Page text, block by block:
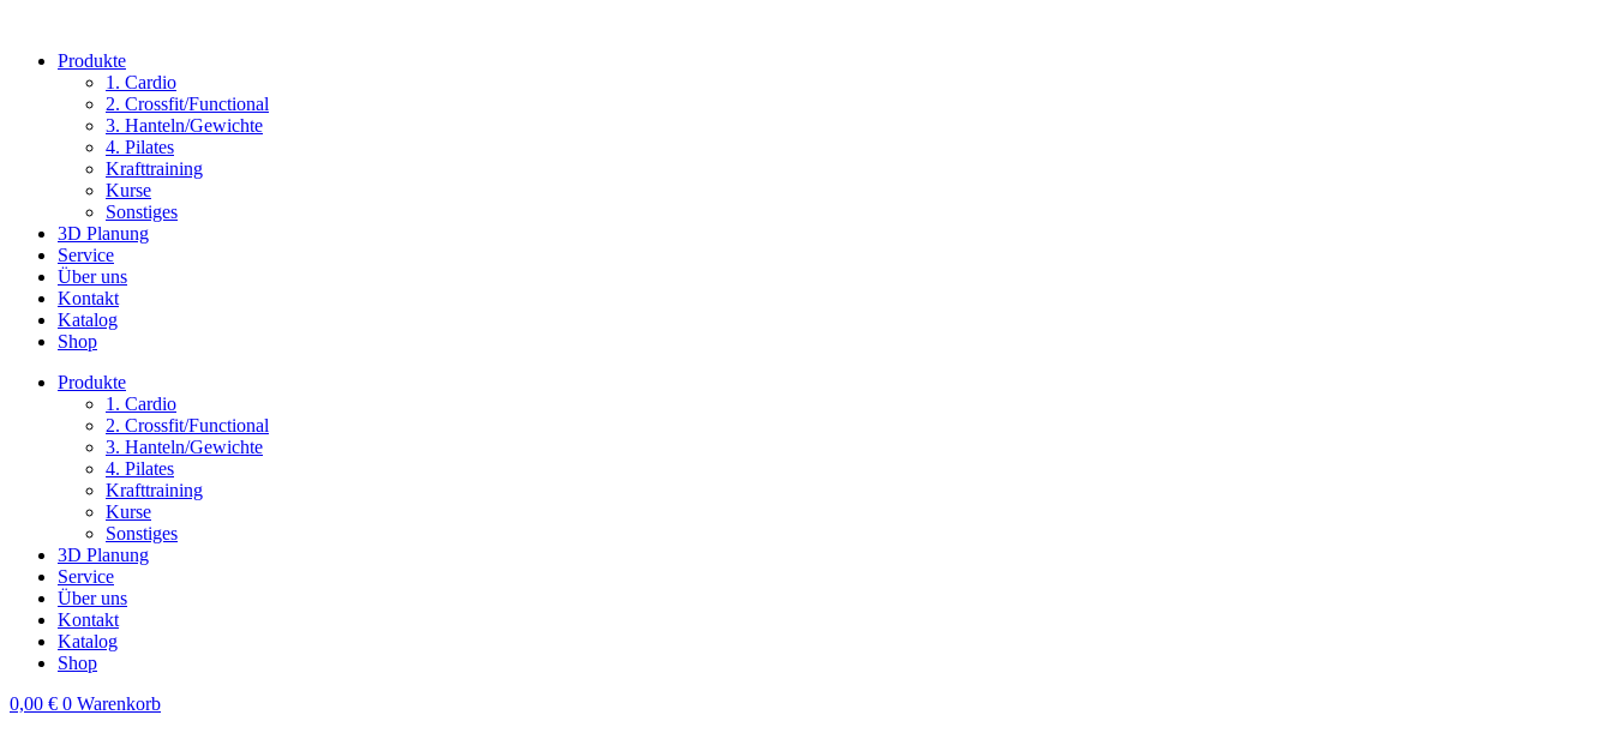
Produkte
1. Cardio
2. Crossfit/Functional
3. Hanteln/Gewichte
4. Pilates
Krafttraining
Kurse
Sonstiges
3D Planung
Service
Über uns
Kontakt
Katalog
Shop
Produkte
1. Cardio
2. Crossfit/Functional
3. Hanteln/Gewichte
4. Pilates
Krafttraining
Kurse
Sonstiges
3D Planung
Service
Über uns
Kontakt
Katalog
Shop
0,00 € 0 Warenkorb